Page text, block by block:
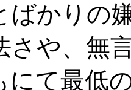
ばかりの
さや、無
にて最低